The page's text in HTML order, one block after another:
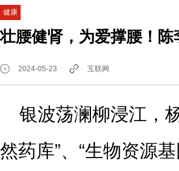
健康
壮腰健肾，为爱撑腰！
2024-05-23 互联网
银波荡澜柳浸江，
然药库”、“生物资源